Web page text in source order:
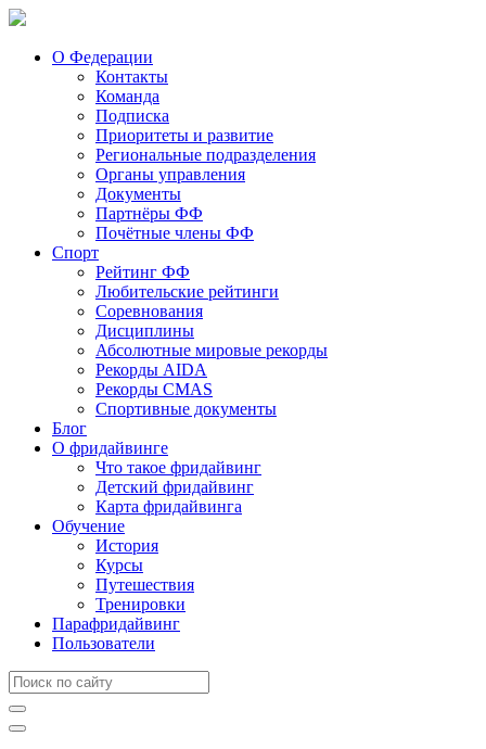
О Федерации
Контакты
Команда
Подписка
Приоритеты и развитие
Региональные подразделения
Органы управления
Документы
Партнёры ФФ
Почётные члены ФФ
Спорт
Рейтинг ФФ
Любительские рейтинги
Соревнования
Дисциплины
Абсолютные мировые рекорды
Рекорды AIDA
Рекорды CMAS
Спортивные документы
Блог
О фридайвинге
Что такое фридайвинг
Детский фридайвинг
Карта фридайвинга
Обучение
История
Курсы
Путешествия
Тренировки
Парафридайвинг
Пользователи